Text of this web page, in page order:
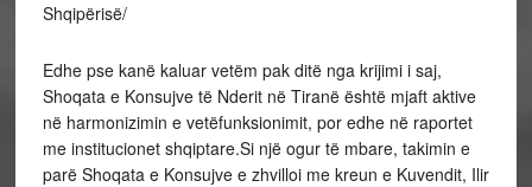
Shqipërisë/
Edhe pse kanë kaluar vetëm pak ditë nga krijimi i saj,
Shoqata e Konsujve të Nderit në Tiranë është mjaft aktive
në harmonizimin e vetëfunksionimit, por edhe në raportet
me institucionet shqiptare.Si një ogur të mbare, takimin e
parë Shoqata e Konsujve e zhvilloi me kreun e Kuvendit, Ilir